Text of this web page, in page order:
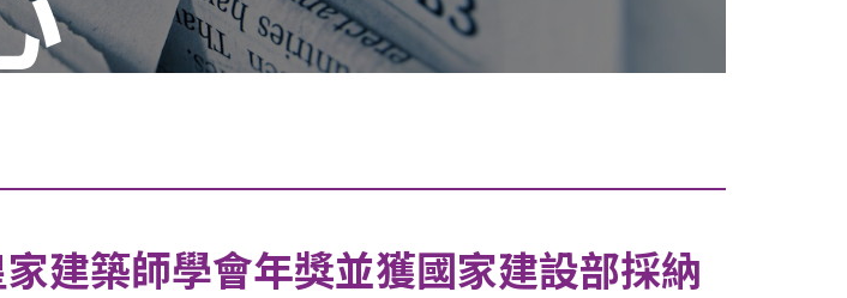
建築師學會年獎並獲國家建設部採納